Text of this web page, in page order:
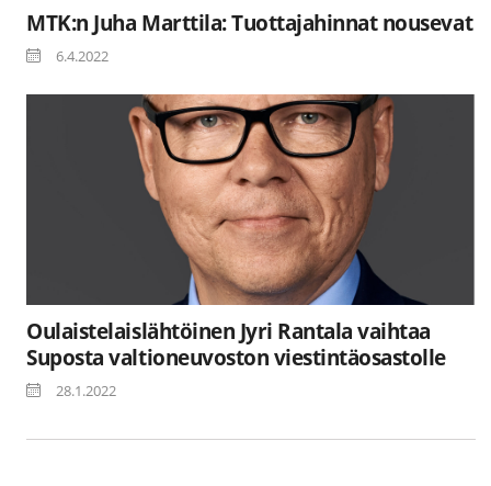
MTK:n Juha Marttila: Tuottajahinnat nousevat
6.4.2022
Oulaistelaislähtöinen Jyri Rantala vaihtaa
Suposta valtioneuvoston viestintäosastolle
28.1.2022